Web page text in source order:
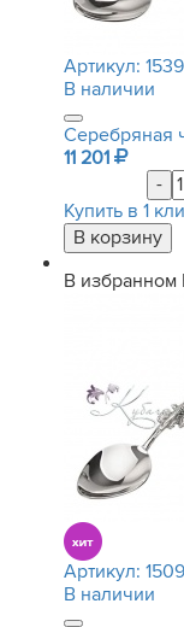
Артикул: 1539
В наличии
Серебряная
11 201
-
Купить в 1
В избранном
Артикул: 1509
В наличии